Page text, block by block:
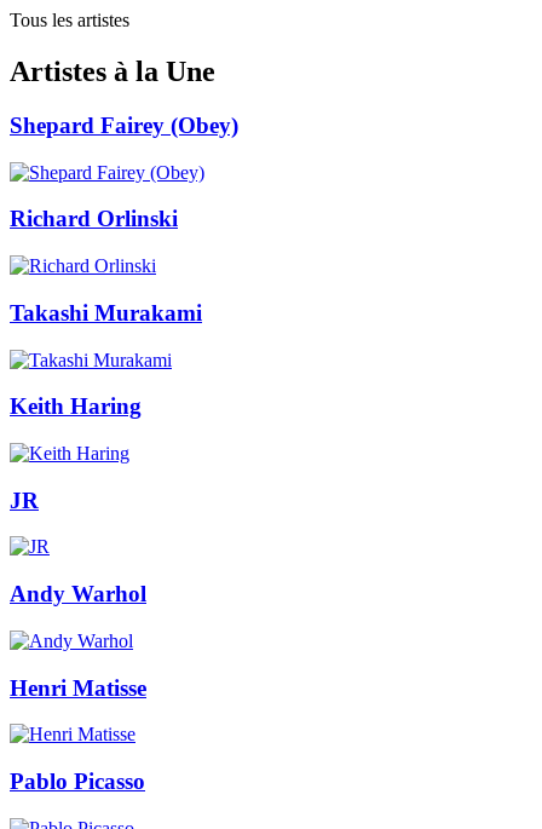
Tous les artistes
Artistes à la Une
Shepard Fairey (Obey)
Richard Orlinski
Takashi Murakami
Keith Haring
JR
Andy Warhol
Henri Matisse
Pablo Picasso